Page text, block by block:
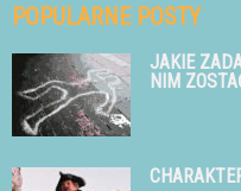
POPULARNE POSTY
JAKIE
NIM